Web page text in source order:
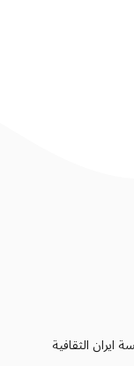
الثقافية